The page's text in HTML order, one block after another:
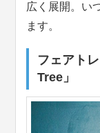
広く展開。い
ます。
フェアト
Tree」